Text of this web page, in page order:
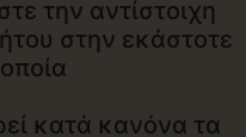
την αντίστοιχη
στην εκάστοτε
κατά κανόνα τα